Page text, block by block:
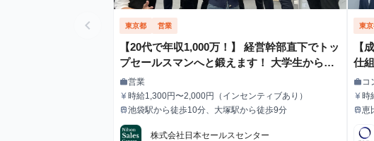
chevron_left 東京都 営業
【20代で年収1,000万！】 経営幹部直下でトッ
プセールスマンへと鍛えます！ 大学生から本
物の営業力を身につけて年収1,000万円目指し
てみませんか？ ※当社直結内定あり #学歴不
問 #未経験可 #1.2年生可 - 株式会社日本セール
スセンターの長期・有給インターンシップ
職種
work営業
給与
currency_yen時給1,300円〜2,000円（インセンティブあり）
最寄駅
train池袋駅から徒歩10分、大塚駅から徒歩9分
株式会社日本セールスセンター
東
【
仕
的
職種
work コ
給与
currency_yen時
最寄
train恵